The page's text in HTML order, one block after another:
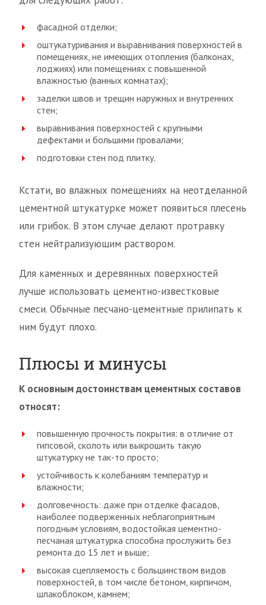
фасадной отделки;
оштукатуривания и выравнивания поверхностей в
помещениях, не имеющих отопления (балконах,
лоджиях) или помещениях с повышенной
влажностью (ванных комнатах);
заделки швов и трещин наружных и внутренних
стен;
выравнивания поверхностей с крупными
дефектами и большими провалами;
подготовки стен под плитку.
Кстати, во влажных помещениях на неотделанной
цементной штукатурке может появиться плесень
или грибок. В этом случае делают протравку
стен нейтрализующим раствором.
Для каменных и деревянных поверхностей
лучше использовать цементно-известковые
смеси. Обычные песчано-цементные прилипать к
ним будут плохо.
Плюсы и минусы
К основным достоинствам цементных составов
относят:
повышенную прочность покрытия: в отличие от
гипсовой, сколоть или выкрошить такую
штукатурку не так-то просто;
устойчивость к колебаниям температур и
влажности;
долговечность: даже при отделке фасадов,
наиболее подверженных неблагоприятным
погодным условиям, водостойкая цементно-
песчаная штукатурка способна прослужить без
ремонта до 15 лет и выше;
высокая сцепляемость с большинством видов
поверхностей, в том числе бетоном, кирпичом,
шлакоблоком, камнем;